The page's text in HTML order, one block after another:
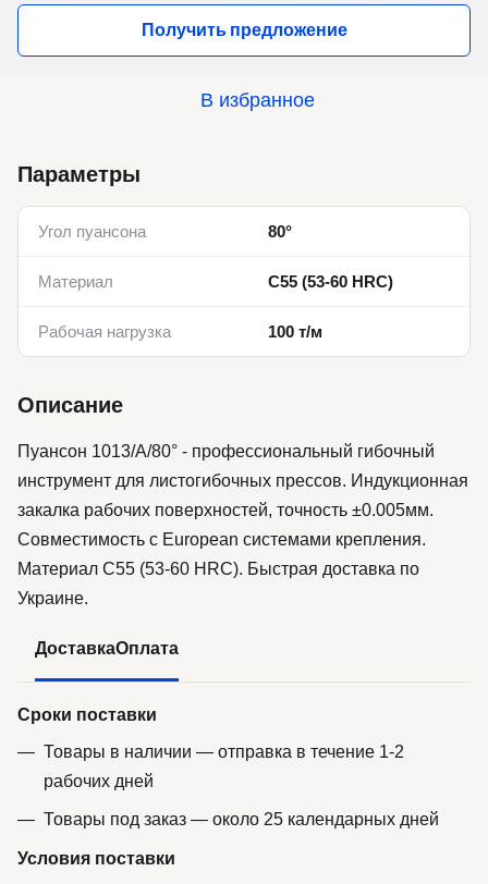
Получить предложение
В избранное
Параметры
Угол пуансона 80°
Материал C55 (53-60 HRC)
Рабочая нагрузка 100 т/м
Описание
Пуансон 1013/A/80° - профессиональный гибочный
инструмент для листогибочных прессов. Индукционная
закалка рабочих поверхностей, точность ±0.005мм.
Совместимость с European системами крепления.
Материал C55 (53-60 HRC). Быстрая доставка по
Украине.
ДоставкаОплата
Сроки поставки
Товары в наличии — отправка в течение 1-2
рабочих дней
Товары под заказ — около 25 календарных дней
Условия поставки